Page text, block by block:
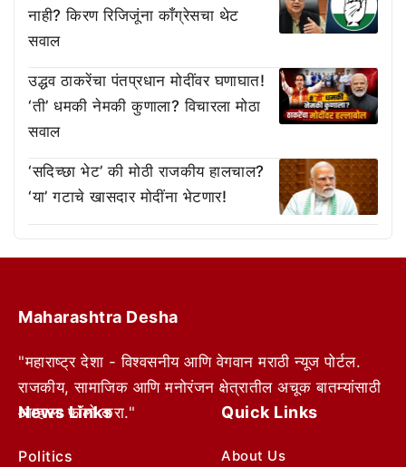
नाही? किरण रिजिजूंना काँग्रेसचा थेट
सवाल
उद्धव ठाकरेंचा पंतप्रधान मोदींवर घणाघात!
‘ती’ धमकी नेमकी कुणाला? विचारला मोठा
सवाल
‘सदिच्छा भेट’ की मोठी राजकीय हालचाल?
‘या’ गटाचे खासदार मोदींना भेटणार!
Maharashtra Desha
"महाराष्ट्र देशा - विश्वसनीय आणि वेगवान मराठी न्यूज पोर्टल.
राजकीय, सामाजिक आणि मनोरंजन क्षेत्रातील अचूक बातम्यांसाठी
आम्हाला फॉलो करा."
News Links
Politics
Quick Links
About Us